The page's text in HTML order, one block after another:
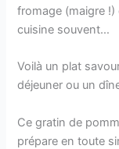
fromage (maigre !)
cuisine souvent…
Voilà un plat
déjeuner ou un
Ce gratin de
prépare en toute